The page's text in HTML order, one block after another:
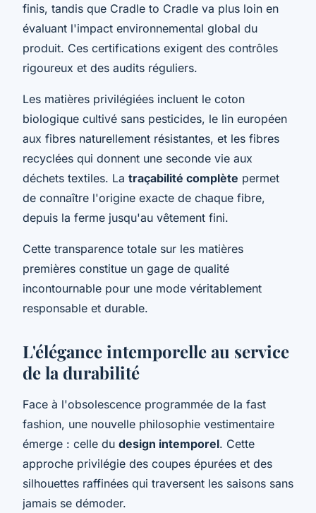
finis, tandis que Cradle to Cradle va plus loin en
évaluant l'impact environnemental global du
produit. Ces certifications exigent des contrôles
rigoureux et des audits réguliers.
Les matières privilégiées incluent le coton
biologique cultivé sans pesticides, le lin européen
aux fibres naturellement résistantes, et les fibres
recyclées qui donnent une seconde vie aux
déchets textiles. La traçabilité complète permet
de connaître l'origine exacte de chaque fibre,
depuis la ferme jusqu'au vêtement fini.
Cette transparence totale sur les matières
premières constitue un gage de qualité
incontournable pour une mode véritablement
responsable et durable.
L'élégance intemporelle au service
de la durabilité
Face à l'obsolescence programmée de la fast
fashion, une nouvelle philosophie vestimentaire
émerge : celle du design intemporel. Cette
approche privilégie des coupes épurées et des
silhouettes raffinées qui traversent les saisons sans
jamais se démoder.